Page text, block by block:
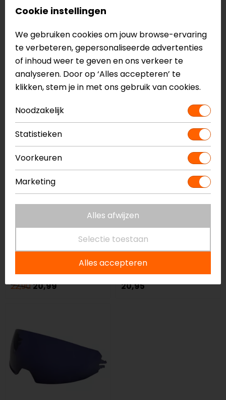
HJC
Zonnevizier I70/RPHA
90
22,99
Zonnevizier I100
38,95
-8%
22,9020,99
LS2
Vector II/FF908
Strobe II
20,95
Cookie instellingen
We gebruiken cookies om jouw browse-ervaring
te verbeteren, gepersonaliseerde advertenties
of inhoud weer te geven en ons verkeer te
analyseren. Door op ‘Alles accepteren’ te
klikken, stem je in met ons gebruik van cookies.
Noodzakelijk
Statistieken
Voorkeuren
Marketing
Alles afwijzen
Selectie toestaan
Alles accepteren